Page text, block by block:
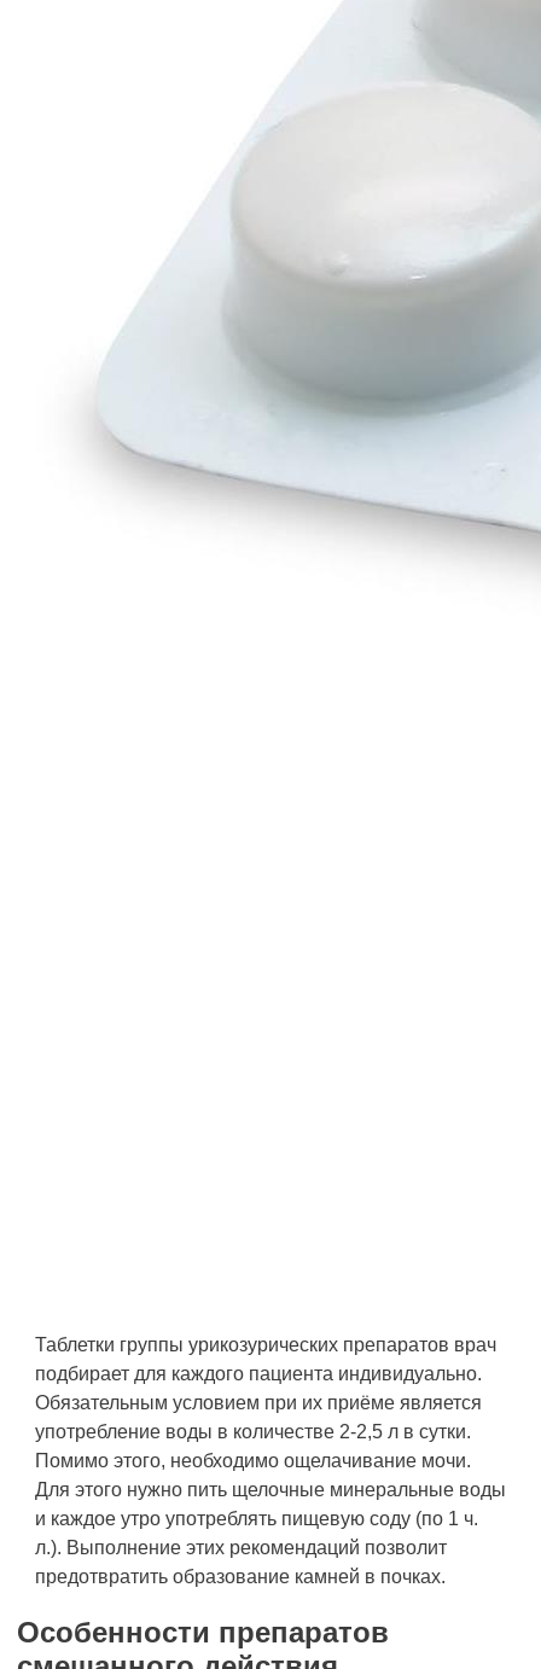
Таблетки группы урикозурических препаратов врач
подбирает для каждого пациента индивидуально.
Обязательным условием при их приёме является
употребление воды в количестве 2-2,5 л в сутки.
Помимо этого, необходимо ощелачивание мочи.
Для этого нужно пить щелочные минеральные воды
и каждое утро употреблять пищевую соду (по 1 ч.
л.). Выполнение этих рекомендаций позволит
предотвратить образование камней в почках.
Особенности препаратов